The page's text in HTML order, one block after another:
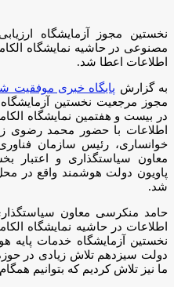
نخستین مجوز آزمایشگاه
مصنوعی در حاشیه نمایشگاه
اطلاعات اعطا شد.
به گزارش پایگاه خبری موفقیت
مجوز مرجعیت نخستین
در بیست و هفتمین نمایشگاه
اطلاعات با حضور محمد رضوی
خوانساری، رئیس سازمان
معاون سیاستگذاری و اعتبار
پاویون دولت هوشمند واقع در محل
شد.
حامد منکرسی معاون
اطلاعات در حاشیه نمایشگاه
نخستین آزمایشگاه خدمات
دولت سیزدهم تلاش زیادی در
ما نیز تلاش کردیم که بتوانیم